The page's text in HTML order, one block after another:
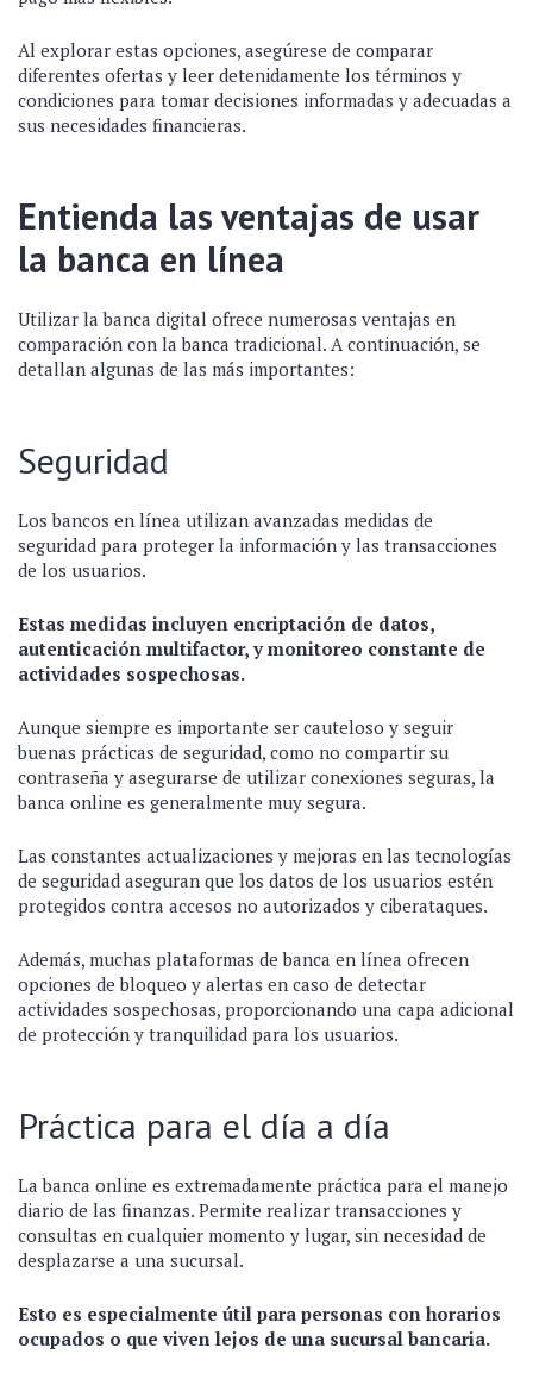
Al explorar estas opciones, asegúrese de comparar
diferentes ofertas y leer detenidamente los términos y
condiciones para tomar decisiones informadas y adecuadas a
sus necesidades financieras.
Entienda las ventajas de usar
la banca en línea
Utilizar la banca digital ofrece numerosas ventajas en
comparación con la banca tradicional. A continuación, se
detallan algunas de las más importantes:
Seguridad
Los bancos en línea utilizan avanzadas medidas de
seguridad para proteger la información y las transacciones
de los usuarios.
Estas medidas incluyen encriptación de datos,
autenticación multifactor, y monitoreo constante de
actividades sospechosas.
Aunque siempre es importante ser cauteloso y seguir
buenas prácticas de seguridad, como no compartir su
contraseña y asegurarse de utilizar conexiones seguras, la
banca online es generalmente muy segura.
Las constantes actualizaciones y mejoras en las tecnologías
de seguridad aseguran que los datos de los usuarios estén
protegidos contra accesos no autorizados y ciberataques.
Además, muchas plataformas de banca en línea ofrecen
opciones de bloqueo y alertas en caso de detectar
actividades sospechosas, proporcionando una capa adicional
de protección y tranquilidad para los usuarios.
Práctica para el día a día
La banca online es extremadamente práctica para el manejo
diario de las finanzas. Permite realizar transacciones y
consultas en cualquier momento y lugar, sin necesidad de
desplazarse a una sucursal.
Esto es especialmente útil para personas con horarios
ocupados o que viven lejos de una sucursal bancaria.